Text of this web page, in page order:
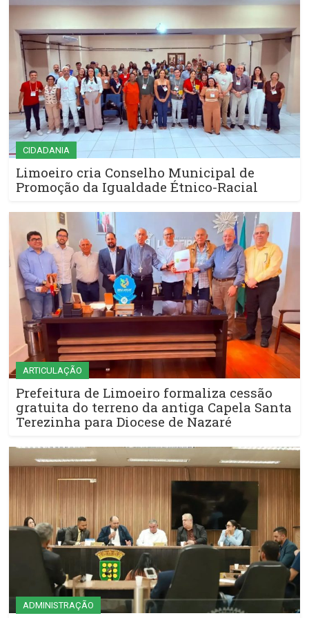
CIDADANIA
Limoeiro cria Conselho Municipal de
Promoção da Igualdade Étnico-Racial
ARTICULAÇÃO
Prefeitura de Limoeiro formaliza cessão
gratuita do terreno da antiga Capela Santa
Terezinha para Diocese de Nazaré
ADMINISTRAÇÃO